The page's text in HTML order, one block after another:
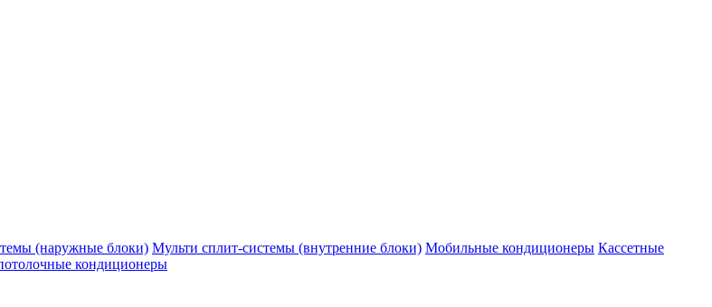
(наружные блоки) Мульти сплит-системы (внутренние блоки) Мобильные кондиционеры Кассетные
кондиционеры